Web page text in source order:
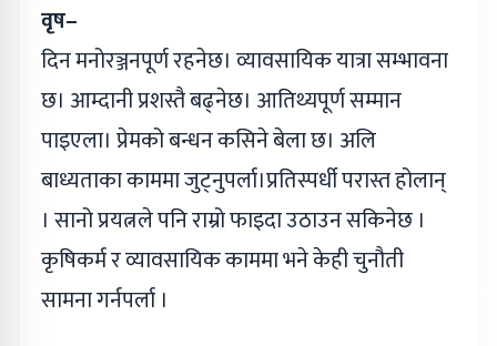
वृष–
दिन मनोरञ्जनपूर्ण रहनेछ। व्यावसायिक यात्रा सम्भावना
छ। आम्दानी प्रशस्तै बढ्नेछ। आतिथ्यपूर्ण सम्मान
पाइएला। प्रेमको बन्धन कसिने बेला छ। अलि
बाध्यताका काममा जुट्नुपर्ला।प्रतिस्पर्धी परास्त होलान्
। सानो प्रयत्नले पनि राम्रो फाइदा उठाउन सकिनेछ ।
कृषिकर्म र व्यावसायिक काममा भने केही चुनौती
सामना गर्नपर्ला ।